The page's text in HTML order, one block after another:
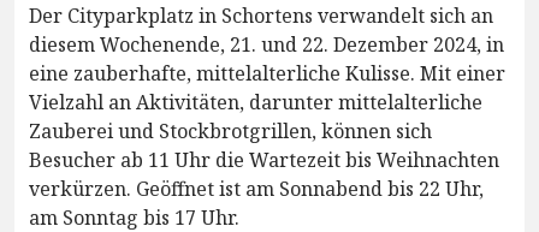
Der Cityparkplatz in Schortens verwandelt sich an
diesem Wochenende, 21. und 22. Dezember 2024, in
eine zauberhafte, mittelalterliche Kulisse. Mit einer
Vielzahl an Aktivitäten, darunter mittelalterliche
Zauberei und Stockbrotgrillen, können sich
Besucher ab 11 Uhr die Wartezeit bis Weihnachten
verkürzen. Geöffnet ist am Sonnabend bis 22 Uhr,
am Sonntag bis 17 Uhr.